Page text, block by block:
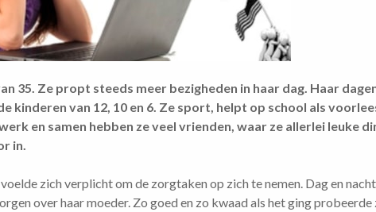
35. Ze propt steeds meer bezigheden in haar dag. Haar
van 12, 10 en 6. Ze sport, helpt op school als
en samen hebben ze veel vrienden, waar ze allerlei leuke
in.
zich verplicht om de zorgtaken op zich te nemen. Dag en
over haar moeder. Zo goed en zo kwaad als het ging probeerde